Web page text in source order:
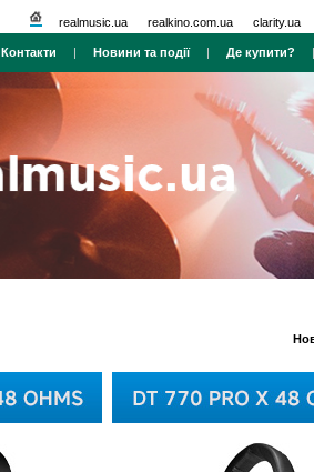
realmusic.ua realkino.com.ua clarity.ua
Контакти | Новини та події| Де купити?